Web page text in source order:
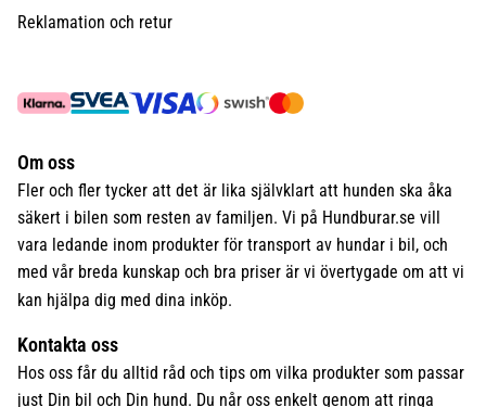
Reklamation och retur
Om oss
Fler och fler tycker att det är lika självklart att hunden ska åka
säkert i bilen som resten av familjen. Vi på Hundburar.se vill
vara ledande inom produkter för transport av hundar i bil, och
med vår breda kunskap och bra priser är vi övertygade om att vi
kan hjälpa dig med dina inköp.
Kontakta oss
Hos oss får du alltid råd och tips om vilka produkter som passar
just Din bil och Din hund. Du når oss enkelt genom att ringa